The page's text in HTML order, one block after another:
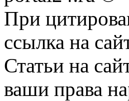
При
ссылка на
Статьи на
ваши права